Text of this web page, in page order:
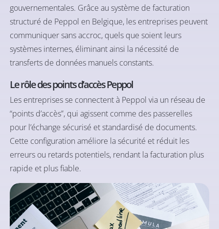
gouvernementales. Grâce au système de facturation
structuré de Peppol en Belgique, les entreprises peuvent
communiquer sans accroc, quels que soient leurs
systèmes internes, éliminant ainsi la nécessité de
transferts de données manuels constants.
Le rôle des points d’accès Peppol
Les entreprises se connectent à Peppol via un réseau de
“points d’accès”, qui agissent comme des passerelles
pour l’échange sécurisé et standardisé de documents.
Cette configuration améliore la sécurité et réduit les
erreurs ou retards potentiels, rendant la facturation plus
rapide et plus fiable.